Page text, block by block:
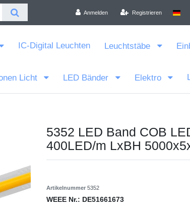
Anmelden Registrieren
IC-Digital Leuchten Leuchtstäbe
Licht LED Bänder Elektro
5352 LED Band COB
400LED/m LxBH
Artikelnummer 5352
WEEE Nr.: DE51661673